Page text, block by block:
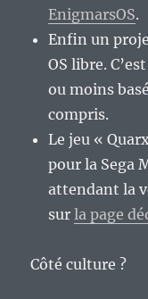
EnigmarsOS.
Enfin un
OS libre.
ou moins
compris.
Le jeu «
pour la Sega
attendant la
surla page
Côté culture ?